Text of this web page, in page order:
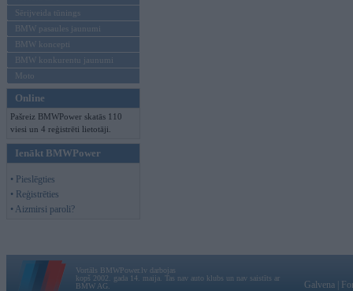
Sērijveida tūnings
BMW pasaules jaunumi
BMW koncepti
BMW konkurentu jaunumi
Moto
Online
Pašreiz BMWPower skatās 110
viesi un 4 reģistrēti lietotāji.
Ienākt BMWPower
• Pieslēgties
• Reģistrēties
• Aizmirsi paroli?
Vortāls BMWPower.lv darbojas
kopš 2002. gada 14. maija. Tas nav auto klubs un nav saistīts ar
BMW AG.
Galvena